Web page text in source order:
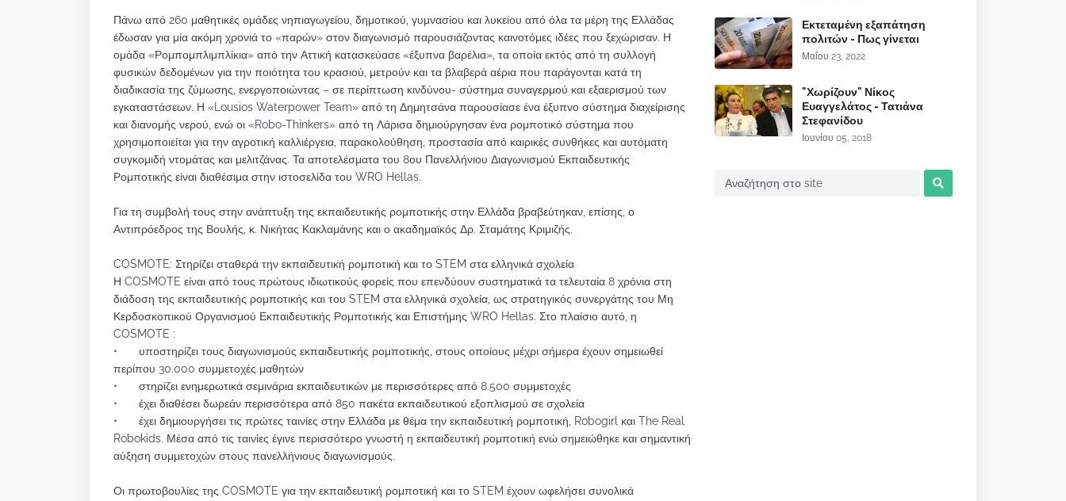
Πάνω από 260 μαθητικές ομάδες νηπιαγωγείου, δημοτικού, γυμνασίου και λυκείου από όλα τα μέρη της Ελλάδας
έδωσαν για μία ακόμη χρονιά το «παρών» στον διαγωνισμό παρουσιάζοντας καινοτόμες ιδέες που ξεχώρισαν. Η
ομάδα «Ρομπομπλιμπλίκια» από την Αττική κατασκεύασε «έξυπνα βαρέλια», τα οποία εκτός από τη συλλογή
φυσικών δεδομένων για την ποιότητα του κρασιού, μετρούν και τα βλαβερά αέρια που παράγονται κατά τη
διαδικασία της ζύμωσης, ενεργοποιώντας – σε περίπτωση κινδύνου- σύστημα συναγερμού και εξαερισμού των
εγκαταστάσεων. Η «Lousios Waterpower Team» από τη Δημητσάνα παρουσίασε ένα έξυπνο σύστημα διαχείρισης
και διανομής νερού, ενώ οι «Robo-Thinkers» από τη Λάρισα δημιούργησαν ένα ρομποτικό σύστημα που
χρησιμοποιείται για την αγροτική καλλιέργεια, παρακολούθηση, προστασία από καιρικές συνθήκες και αυτόματη
συγκομιδή ντομάτας και μελιτζάνας. Τα αποτελέσματα του 8ου Πανελλήνιου Διαγωνισμού Εκπαιδευτικής
Ρομποτικής είναι διαθέσιμα στην ιστοσελίδα του WRO Hellas.
Για τη συμβολή τους στην ανάπτυξη της εκπαιδευτικής ρομποτικής στην Ελλάδα βραβεύτηκαν, επίσης, ο
Αντιπρόεδρος της Βουλής, κ. Νικήτας Κακλαμάνης και ο ακαδημαϊκός Δρ. Σταμάτης Κριμιζής.
COSMOTE: Στηρίζει σταθερά την εκπαιδευτική ρομποτική και το STEM στα ελληνικά σχολεία
Η COSMOTE είναι από τους πρώτους ιδιωτικούς φορείς που επενδύουν συστηματικά τα τελευταία 8 χρόνια στη
διάδοση της εκπαιδευτικής ρομποτικής και του STEM στα ελληνικά σχολεία, ως στρατηγικός συνεργάτης του Μη
Κερδοσκοπικού Οργανισμού Εκπαιδευτικής Ρομποτικής και Επιστήμης WRO Hellas. Στο πλαίσιο αυτό, η
COSMOTE :
•
υποστηρίζει τους διαγωνισμούς εκπαιδευτικής ρομποτικής, στους οποίους μέχρι σήμερα έχουν σημειωθεί
περίπου 30.000 συμμετοχές μαθητών
•
στηρίζει ενημερωτικά σεμινάρια εκπαιδευτικών με περισσότερες από 8.500 συμμετοχές
•
έχει διαθέσει δωρεάν περισσότερα από 850 πακέτα εκπαιδευτικού εξοπλισμού σε σχολεία
•
έχει δημιουργήσει τις πρώτες ταινίες στην Ελλάδα με θέμα την εκπαιδευτική ρομποτική, Robogirl και The Real
Robokids. Μέσα από τις ταινίες έγινε περισσότερο γνωστή η εκπαιδευτική ρομποτική ενώ σημειώθηκε και σημαντική
αύξηση συμμετοχών στους πανελλήνιους διαγωνισμούς.
Οι πρωτοβουλίες της COSMOTE για την εκπαιδευτική ρομποτική και το STEM έχουν ωφελήσει συνολικά
Εκτεταμένη εξαπάτηση
πολιτών - Πως γίνεται
Μαΐου 23, 2022
"Χωρίζουν" Νίκος
Ευαγγελάτος - Τατιάνα
Στεφανίδου
Ιουνίου 05, 2018